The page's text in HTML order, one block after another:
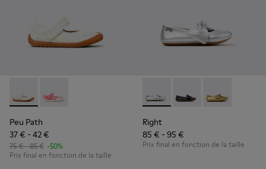
Peu Path - K800692-001 - Chaussures pour enfants en
Peu Path - K800692-002 - Chaussures pour enfants
Peu Path
37 € - 42 €
75 € - 85 € -50%
Prix final en fonction de la taille
Right - K800702-002 -
Right - K800702-
Right -
Right
85 € - 95 €
Prix final en fonction de la taille